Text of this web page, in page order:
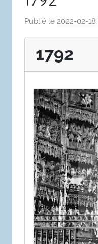
Publié le 2022-02-18
1792